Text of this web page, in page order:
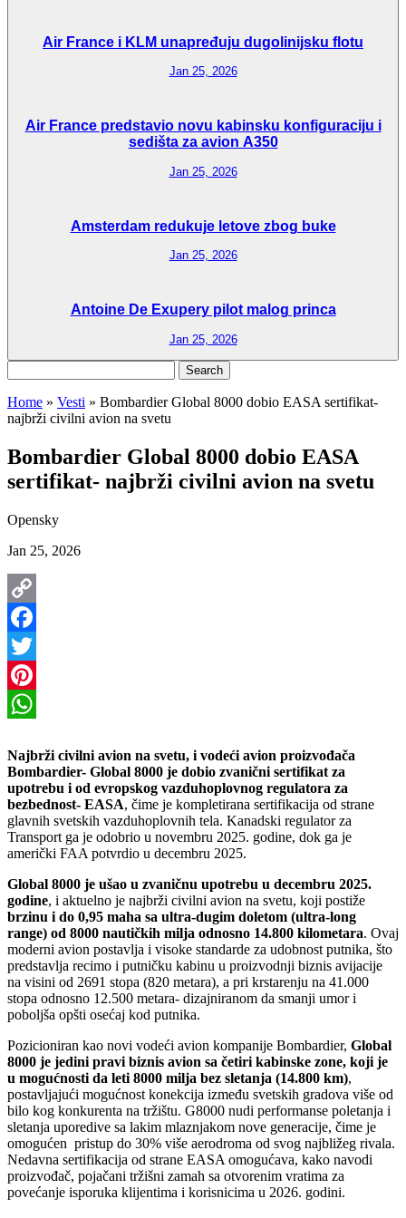
Air France i KLM unapređuju dugolinijsku flotu
Jan 25, 2026
Air France predstavio novu kabinsku konfiguraciju i
sedišta za avion A350
Jan 25, 2026
Amsterdam redukuje letove zbog buke
Jan 25, 2026
Antoine De Exupery pilot malog princa
Jan 25, 2026
for:
Home » Vesti » Bombardier Global 8000 dobio EASA sertifikat-
najbrži civilni avion na svetu
Bombardier Global 8000 dobio EASA
sertifikat- najbrži civilni avion na svetu
Opensky
Jan 25, 2026
Copy
Link
Facebook
Twitter
Pinterest
Najbrži civilni avion na svetu, i vodeći avion proizvođača
Bombardier- Global 8000 je dobio zvanični sertifikat za
upotrebu i od evropskog vazduhoplovnog regulatora za
bezbednost- EASA, čime je kompletirana sertifikacija od strane
glavnih svetskih vazduhoplovnih tela. Kanadski regulator za
Transport ga je odobrio u novembru 2025. godine, dok ga je
američki FAA potvrdio u decembru 2025.
Global 8000 je ušao u zvaničnu upotrebu u decembru 2025.
godine, i aktuelno je najbrži civilni avion na svetu, koji postiže
brzinu i do 0,95 maha sa ultra-dugim doletom (ultra-long
range) od 8000 nautičkih milja odnosno 14.800 kilometara. Ovaj
moderni avion postavlja i visoke standarde za udobnost putnika, što
predstavlja recimo i putničku kabinu u proizvodnji biznis avijacije
na visini od 2691 stopa (820 metara), a pri krstarenju na 41.000
stopa odnosno 12.500 metara- dizajniranom da smanji umor i
poboljša opšti osećaj kod putnika.
Pozicioniran kao novi vodeći avion kompanije Bombardier, Global
8000 je jedini pravi biznis avion sa četiri kabinske zone, koji je
u mogućnosti da leti 8000 milja bez sletanja (14.800 km),
postavljajući mogućnost konekcija između svetskih gradova više od
bilo kog konkurenta na tržištu. G8000 nudi performanse poletanja i
sletanja uporedive sa lakim mlaznjakom nove generacije, čime je
omogućen pristup do 30% više aerodroma od svog najbližeg rivala.
Nedavna sertifikacija od strane EASA omogućava, kako navodi
proizvođač, pojačani tržišni zamah sa otvorenim vratima za
povećanje isporuka klijentima i korisnicima u 2026. godini.